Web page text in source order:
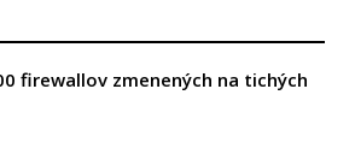
firewallov zmenených na tichých